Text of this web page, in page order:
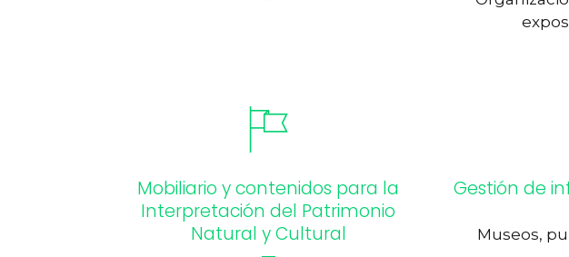
Mobiliario y contenidos para la
Interpretación del Patrimonio
Natural y Cultural
Gestión de
Museos,